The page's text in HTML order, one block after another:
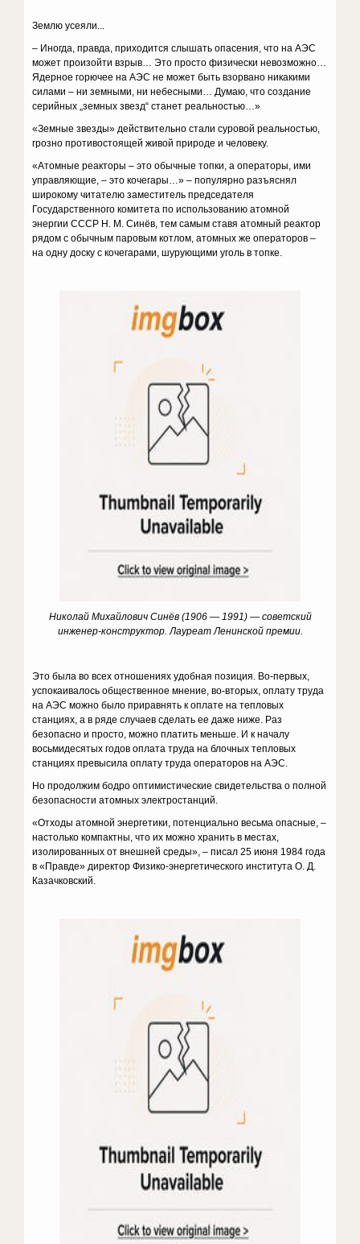
Землю усеяли...
– Иногда, правда, приходится слышать опасения, что на АЭС
может произойти взрыв… Это просто физически невозможно…
Ядерное горючее на АЭС не может быть взорвано никакими
силами – ни земными, ни небесными… Думаю, что создание
серийных „земных звезд“ станет реальностью…»
«Земные звезды» действительно стали суровой реальностью,
грозно противостоящей живой природе и человеку.
«Атомные реакторы – это обычные топки, а операторы, ими
управляющие, – это кочегары…» – популярно разъяснял
широкому читателю заместитель председателя
Государственного комитета по использованию атомной
энергии СССР Н. М. Синёв, тем самым ставя атомный реактор
рядом с обычным паровым котлом, атомных же операторов –
на одну доску с кочегарами, шурующими уголь в топке.
Николай Михайлович Синёв (1906 — 1991) — советский
инженер-конструктор. Лауреат Ленинской премии.
Это была во всех отношениях удобная позиция. Во-первых,
успокаивалось общественное мнение, во-вторых, оплату труда
на АЭС можно было приравнять к оплате на тепловых
станциях, а в ряде случаев сделать ее даже ниже. Раз
безопасно и просто, можно платить меньше. И к началу
восьмидесятых годов оплата труда на блочных тепловых
станциях превысила оплату труда операторов на АЭС.
Но продолжим бодро оптимистические свидетельства о полной
безопасности атомных электростанций.
«Отходы атомной энергетики, потенциально весьма опасные, –
настолько компактны, что их можно хранить в местах,
изолированных от внешней среды», – писал 25 июня 1984 года
в «Правде» директор Физико-энергетического института О. Д.
Казачковский.